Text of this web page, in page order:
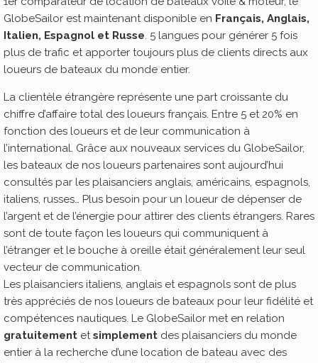
GlobeSailor est maintenant disponible en Français, Anglais,
Italien, Espagnol et Russe. 5 langues pour générer 5 fois
plus de trafic et apporter toujours plus de clients directs aux
loueurs de bateaux du monde entier.
La clientèle étrangère représente une part croissante du
chiffre d’affaire total des loueurs français. Entre 5 et 20% en
fonction des loueurs et de leur communication à
l’international. Grâce aux nouveaux services du GlobeSailor,
les bateaux de nos loueurs partenaires sont aujourd’hui
consultés par les plaisanciers anglais, américains, espagnols,
italiens, russes… Plus besoin pour un loueur de dépenser de
l’argent et de l’énergie pour attirer des clients étrangers. Rares
sont de toute façon les loueurs qui communiquent à
l’étranger et le bouche à oreille était généralement leur seul
vecteur de communication.
Les plaisanciers italiens, anglais et espagnols sont de plus
très appréciés de nos loueurs de bateaux pour leur fidélité et
compétences nautiques. Le GlobeSailor met en relation
gratuitement etsimplement des plaisanciers du monde
entier à la recherche d’une location de bateau avec des